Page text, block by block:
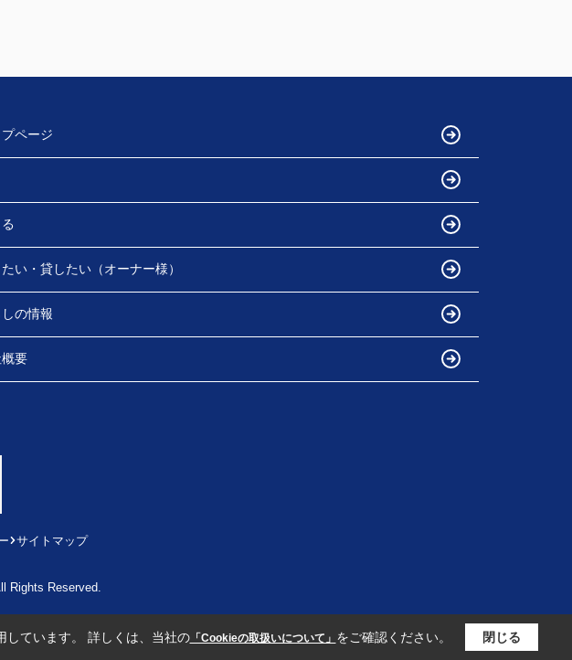
プページ
い・貸したい（オーナー様）
の情報
要
サイトマップ
Rights Reserved.
ています。 詳しくは、当社の「Cookieの取扱いについて」 をご確認ください。 閉じる